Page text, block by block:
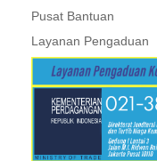
Pusat Bantuan
Layanan Pengaduan